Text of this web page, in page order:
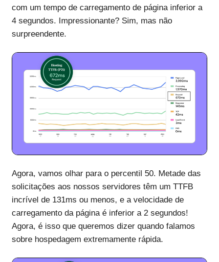
com um tempo de carregamento de página inferior a
4 segundos. Impressionante? Sim, mas não
surpreendente.
Agora, vamos olhar para o percentil 50. Metade das
solicitações aos nossos servidores têm um TTFB
incrível de 131ms ou menos, e a velocidade de
carregamento da página é inferior a 2 segundos!
Agora, é isso que queremos dizer quando falamos
sobre hospedagem extremamente rápida.